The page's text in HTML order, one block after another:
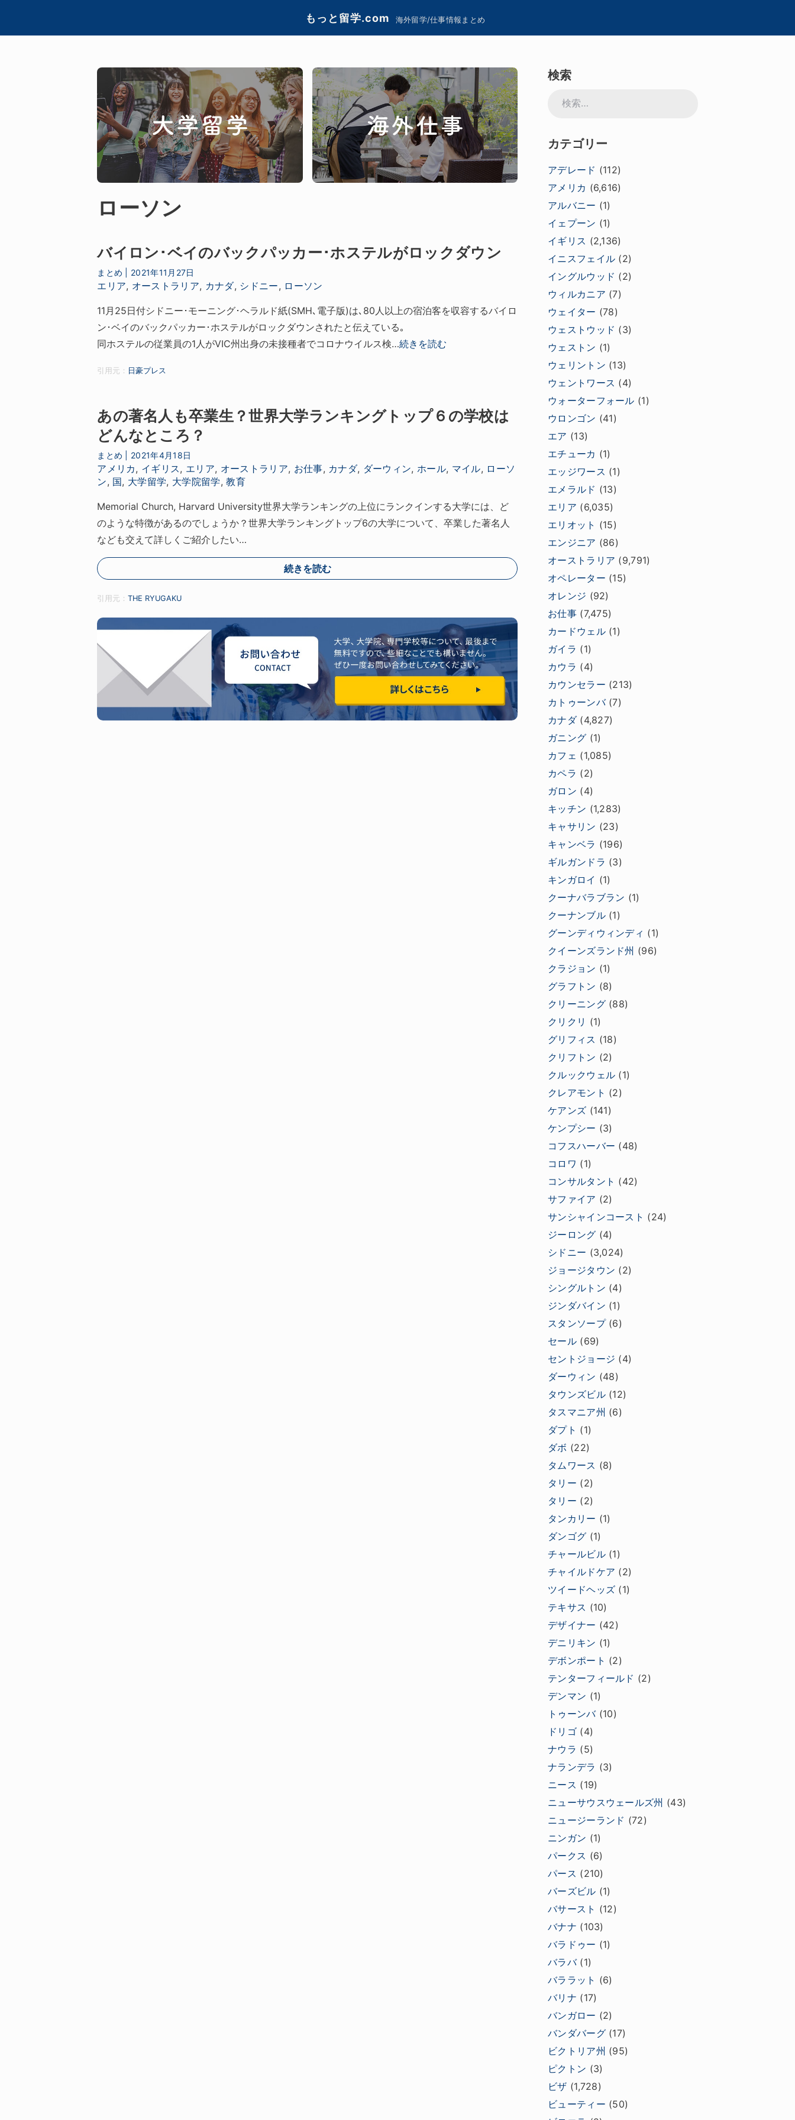
もっと留学.com 海外留学/仕事情報まとめ
ローソン
バイロン･ベイのバックパッカー･ホステルがロックダウン
まとめ 2021年11月27日
エリア, オーストラリア, カナダ, シドニー, ローソン
11月25日付シドニー･モーニング･ヘラルド紙(SMH､電子版)は､80人以上の宿泊客を収容するバイロ
ン･ベイのバックパッカー･ホステルがロックダウンされたと伝えている｡
同ホステルの従業員の1人がVIC州出身の未接種者でコロナウイルス検…続きを読む
引用元： 日豪プレス
あの著名人も卒業生？世界大学ランキングトップ６の学校は
どんなところ？
まとめ 2021年4月18日
アメリカ, イギリス, エリア, オーストラリア, お仕事, カナダ, ダーウィン, ホール, マイル, ローソ
ン, 国, 大学留学, 大学院留学,教育
Memorial Church, Harvard University世界大学ランキングの上位にランクインする大学には、ど
のような特徴があるのでしょうか？世界大学ランキングトップ6の大学について、卒業した著名人
なども交えて詳しくご紹介したい…
続きを読む
引用元：THE RYUGAKU
検索
カテゴリー
アデレード (112)
アメリカ (6,616)
アルバニー (1)
イェプーン (1)
イギリス (2,136)
イニスフェイル (2)
イングルウッド (2)
ウィルカニア (7)
ウェイター (78)
ウェストウッド (3)
ウェストン (1)
ウェリントン (13)
ウェントワース (4)
ウォーターフォール (1)
ウロンゴン (41)
エア (13)
エチューカ (1)
エッジワース (1)
エメラルド (13)
エリア (6,035)
エリオット (15)
エンジニア (86)
オーストラリア (9,791)
オペレーター (15)
オレンジ (92)
お仕事(7,475)
カードウェル(1)
ガイラ (1)
カウラ (4)
カウンセラー (213)
カトゥーンバ(7)
カナダ(4,827)
ガニング (1)
カフェ (1,085)
カペラ (2)
ガロン (4)
キッチン (1,283)
キャサリン (23)
キャンベラ (196)
ギルガンドラ (3)
キンガロイ (1)
クーナバラブラン (1)
クーナンブル(1)
グーンディウィンディ (1)
クイーンズランド州 (96)
クラジョン (1)
グラフトン (8)
クリーニング(88)
クリクリ (1)
グリフィス (18)
クリフトン (2)
クルックウェル (1)
クレアモント (2)
ケアンズ (141)
ケンプシー (3)
コフスハーバー (48)
コロワ (1)
コンサルタント (42)
サファイア (2)
サンシャインコースト (24)
ジーロング (4)
シドニー (3,024)
ジョージタウン (2)
シングルトン (4)
ジンダバイン (1)
スタンソープ(6)
セール(69)
セントジョージ (4)
ダーウィン (48)
タウンズビル(12)
タスマニア州 (6)
ダプト (1)
ダボ (22)
タムワース (8)
タリー (2)
タリー (2)
タンカリー (1)
ダンゴグ (1)
チャールビル(1)
チャイルドケア (2)
ツイードヘッズ (1)
テキサス (10)
デザイナー (42)
デニリキン (1)
デボンポート (2)
テンターフィールド (2)
デンマン (1)
トゥーンバ(10)
ドリゴ(4)
ナウラ (5)
ナランデラ (3)
ニース (19)
ニューサウスウェールズ州 (43)
ニュージーランド (72)
ニンガン (1)
パークス (6)
パース (210)
バーズビル (1)
バサースト (12)
バナナ (103)
バラドゥー (1)
バラバ(1)
バララット (6)
バリナ (17)
バンガロー (2)
バンダバーグ(17)
ビクトリア州 (95)
ピクトン (3)
ビザ (1,728)
ビューティー (50)